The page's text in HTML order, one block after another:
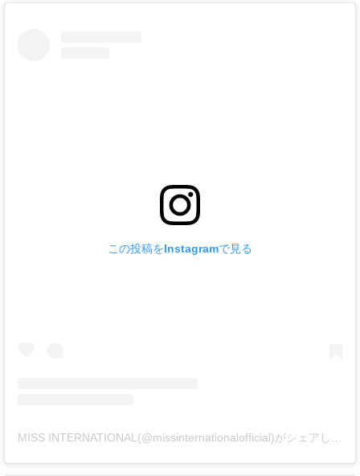
この投稿をInstagramで見る
MISS INTERNATIONAL(@missinternationalofficial)がシェアした投稿